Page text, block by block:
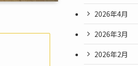
2026年4月
2026年3月
2026年2月